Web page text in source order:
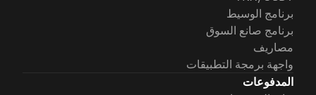
برنامج الوسيط
برنامج صانع السوق
مصاريف
واجهة برمجة التطبيقات
المدفوعات